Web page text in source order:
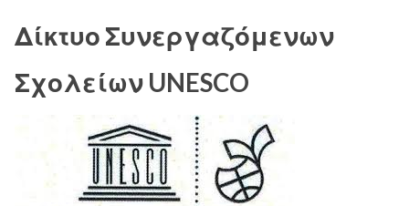
Δίκτυο Συνεργαζόμενων
Σχολείων UNESCO